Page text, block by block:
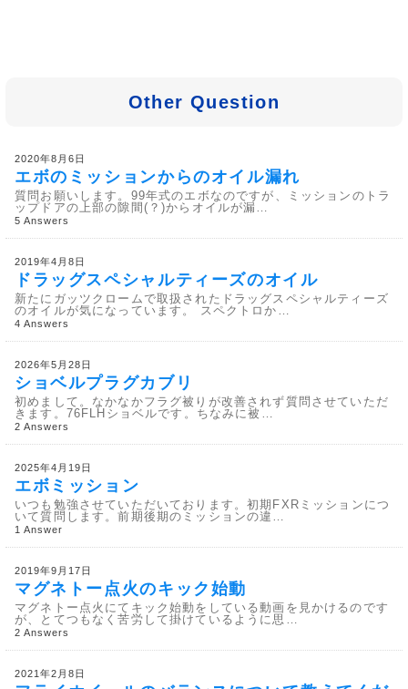
Other Question
2020年8月6日
エボのミッションからのオイル漏れ
質問お願いします。99年式のエボなのですが、ミッションのトラ
ップドアの上部の隙間(？)からオイルが漏…
5 Answers
2019年4月8日
ドラッグスペシャルティーズのオイル
新たにガッツクロームで取扱されたドラッグスペシャルティーズ
のオイルが気になっています。 スペクトロか…
4 Answers
2026年5月28日
ショベルプラグカブリ
初めまして。なかなかフラグ被りが改善されず質問させていただ
きます。76FLHショベルです。ちなみに被…
2 Answers
2025年4月19日
エボミッション
いつも勉強させていただいております。初期FXRミッションにつ
いて質問します。前期後期のミッションの違…
1 Answer
2019年9月17日
マグネトー点火のキック始動
マグネトー点火にてキック始動をしている動画を見かけるのです
が、とてつもなく苦労して掛けているように思…
2 Answers
2021年2月8日